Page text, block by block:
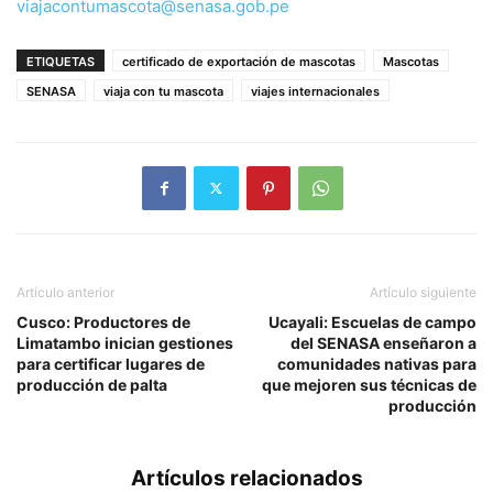
viajacontumascota@senasa.gob.pe
ETIQUETAS certificado de exportación de mascotas
Mascotas
SENASA
viaja con tu mascota viajes internacionales
Artículo anterior
Cusco: Productores de
Limatambo inician gestiones
para certificar lugares de
producción de palta
Artículo siguiente
Ucayali: Escuelas de campo
del SENASA enseñaron a
comunidades nativas para
que mejoren sus técnicas de
producción
Artículos relacionados